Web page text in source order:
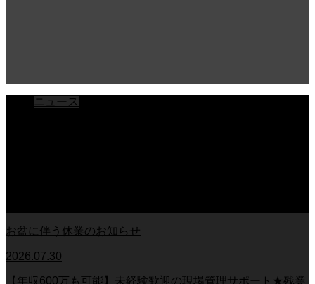
ニュース
お盆に伴う休業のお知らせ
2026.07.30
【年収600万も可能】未経験歓迎の現場管理サポート★残業